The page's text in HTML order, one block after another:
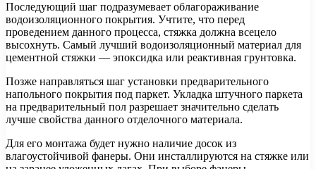
Последующий шаг подразумевает облагораживание
водоизоляционного покрытия. Учтите, что перед
проведением данного процесса, стяжка должна всецело
высохнуть. Самый лучший водоизоляционный материал для
цементной стяжки — эпоксидка или реактивная грунтовка.
Позже направляться шаг установки предварительного
напольного покрытия под паркет. Укладка штучного паркета
на предварительный пол разрешает значительно сделать
лучше свойства данного отделочного материала.
Для его монтажа будет нужно наличие досок из
влагоустойчивой фанеры. Они инсталлируются на стяжке или